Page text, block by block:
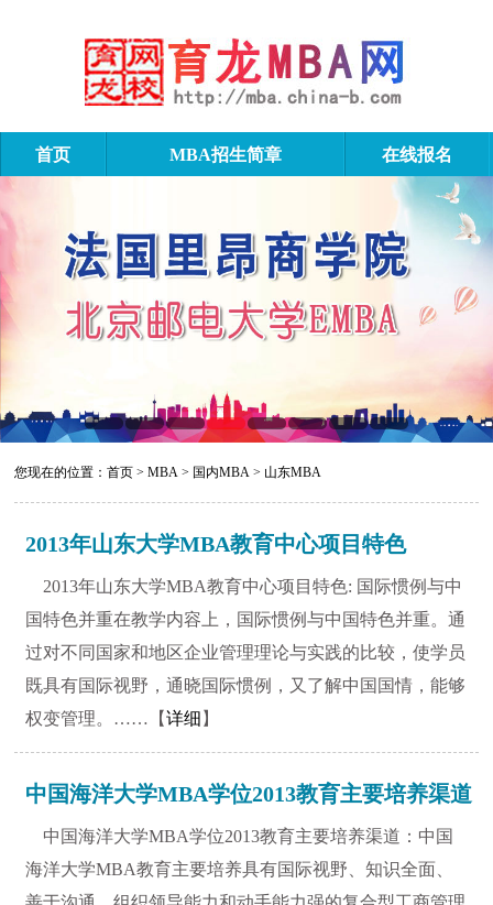
首页 MBA招生简章 在线报名
您现在的位置：首页 >MBA > 国内MBA > 山东MBA
2013年山东大学MBA教育中心项目特色
2013年山东大学MBA教育中心项目特色: 国际惯例与中
国特色并重在教学内容上，国际惯例与中国特色并重。通
过对不同国家和地区企业管理理论与实践的比较，使学员
既具有国际视野，通晓国际惯例，又了解中国国情，能够
权变管理。……【详细 】
中国海洋大学MBA学位2013教育主要培养渠道
中国海洋大学MBA学位2013教育主要培养渠道：中国
海洋大学MBA教育主要培养具有国际视野、知识全面、